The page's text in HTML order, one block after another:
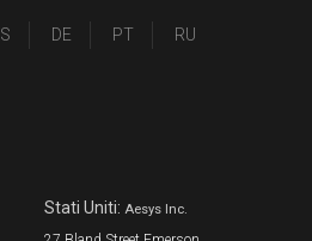
DE PT RU
Stati Uniti: Aesys Inc.